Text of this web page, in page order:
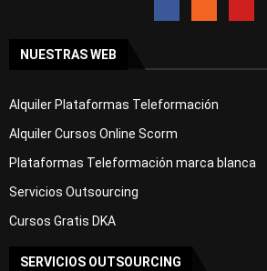
NUESTRAS WEB
Alquiler Plataformas Teleformación
Alquiler Cursos Online Scorm
Plataformas Teleformación marca blanca
Servicios Outsourcing
Cursos Gratis DKA
SERVICIOS OUTSOURCING